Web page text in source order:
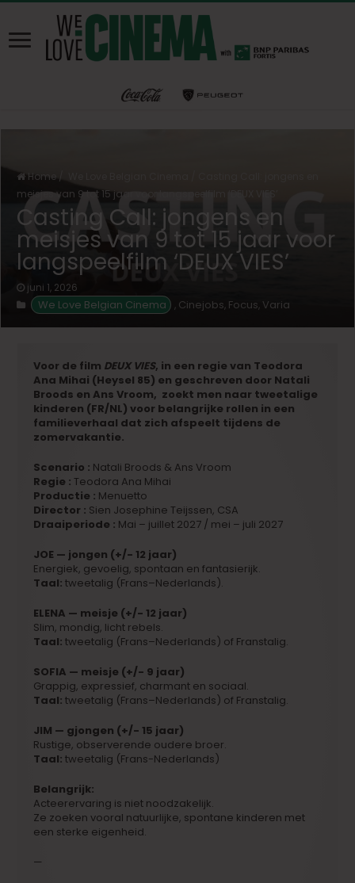
Home /
meisjes van 9 tot 15 jaar voor langspeelfilm ‘DEUX VIES’
Casting Call: jongens en
meisjes van 9 tot 15 jaar voor
langspeelfilm ‘DEUX VIES’
juni 1, 2026
We Love Belgian Cinema , Cinejobs, Focus, Varia
Voor de film DEUX VIES, in een regie van Teodora
Ana Mihai (Heysel 85) en geschreven door Natali
Broods en Ans Vroom, zoekt men naar tweetalige
kinderen (FR/NL) voor belangrijke rollen in een
familieverhaal dat zich afspeelt tijdens de
zomervakantie.
Scenario : Natali Broods & Ans Vroom
Regie : Teodora Ana Mihai
Productie : Menuetto
Director : Sien Josephine Teijssen, CSA
Draaiperiode : Mai – juillet 2027 / mei – juli 2027
JOE — jongen (+/- 12 jaar)
Energiek, gevoelig, spontaan en fantasierijk.
Taal: tweetalig (Frans–Nederlands).
ELENA — meisje (+/- 12 jaar)
Slim, mondig, licht rebels.
Taal: tweetalig (Frans–Nederlands) of Franstalig.
SOFIA — meisje (+/- 9 jaar)
Grappig, expressief, charmant en sociaal.
Taal: tweetalig (Frans–Nederlands) of Franstalig.
JIM — gjongen (+/- 15 jaar)
Rustige, observerende oudere broer.
Taal: tweetalig (Frans-Nederlands)
Belangrijk:
Acteerervaring is niet noodzakelijk.
Ze zoeken vooral natuurlijke, spontane kinderen met
een sterke eigenheid.
—